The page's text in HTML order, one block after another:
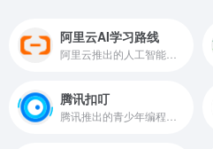
阿里云AI学习路线
腾讯扣叮